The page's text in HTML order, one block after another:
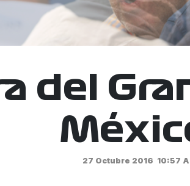
del
27 Octubre 2016 10:57